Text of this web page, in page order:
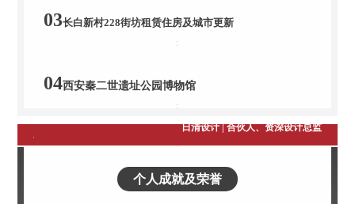
03长白新村228街坊租赁住房及城市更新
04西安秦二世遗址公园博物馆
获奖建筑师 - 林琼华
日清设计 | 合伙人、资深设计总监
个人成就及荣誉